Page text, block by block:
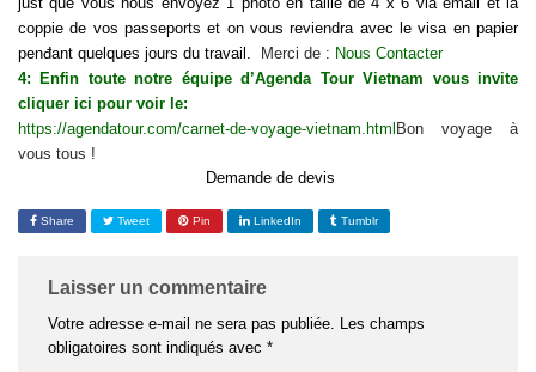
coppie de vos passeports et on vous reviendra avec le visa en papier
penđant quelques jours du travail. Merci de : Nous Contacter
4: Enfin toute notre équipe d’Agenda Tour Vietnam vous invite
cliquer ici pour voir le:
https://agendatour.com/carnet-de-voyage-vietnam.htmlBon voyage à
vous tous !
Demande de devis
Share Tweet Pin LinkedIn Tumblr
Laisser un commentaire
Votre adresse e-mail ne sera pas publiée. Les champs
obligatoires sont indiqués avec *